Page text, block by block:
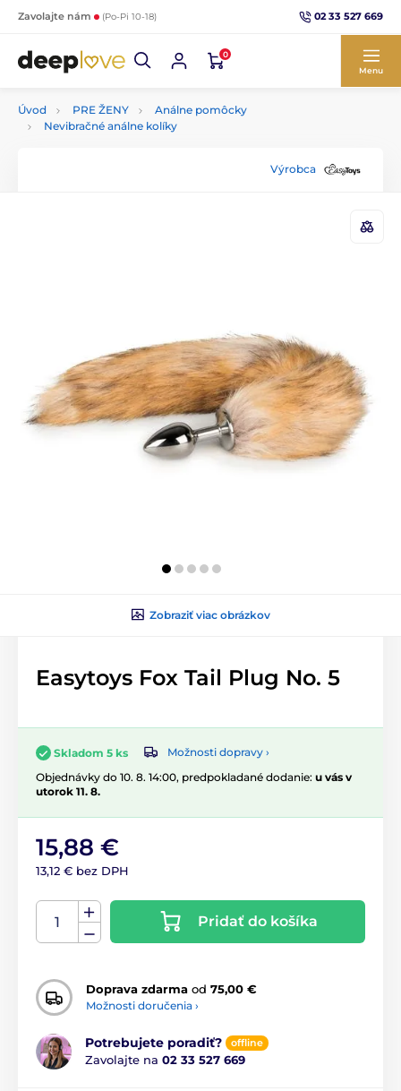
Zavolajte nám (Po-Pi 10-18) 02 33 527 669
0
Menu
Úvod PRE ŽENY
Análne pomôcky
Nevibračné análne kolíky
Výrobca
Zobraziť viac obrázkov
Easytoys Fox Tail Plug No. 5
Skladom 5 ks
Možnosti dopravy ›
Objednávky do 10. 8. 14:00, predpokladané dodanie: u vás v
utorok 11. 8.
15,88 €
13,12 € bez DPH
Pridať do košíka
Doprava zdarma od 75,00 €
Možnosti doručenia ›
Potrebujete poradiť? offline
Zavolajte na 02 33 527 669